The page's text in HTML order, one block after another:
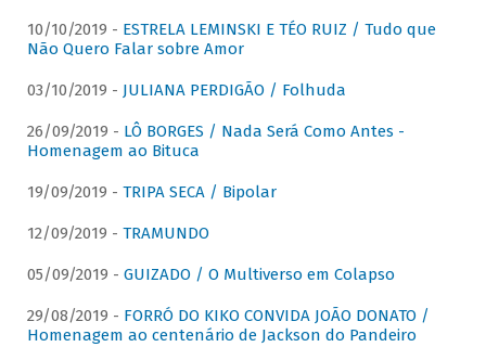
10/10/2019 - ESTRELA LEMINSKI E TÉO RUIZ / Tudo que
Não Quero Falar sobre Amor
03/10/2019 - JULIANA PERDIGÃO / Folhuda
26/09/2019 - LÔ BORGES / Nada Será Como Antes -
Homenagem ao Bituca
19/09/2019 - TRIPA SECA / Bipolar
12/09/2019 - TRAMUNDO
05/09/2019 - GUIZADO / O Multiverso em Colapso
29/08/2019 - FORRÓ DO KIKO CONVIDA JOÃO DONATO /
Homenagem ao centenário de Jackson do Pandeiro